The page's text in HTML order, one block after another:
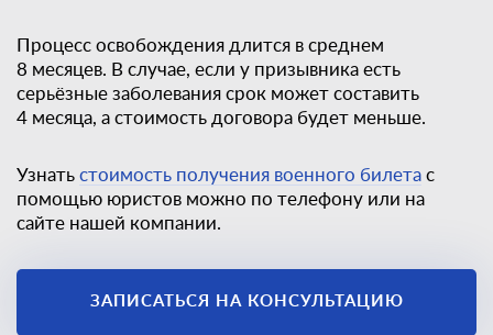
Процесс освобождения длится в среднем
8 месяцев. В случае, если у призывника есть
серьёзные заболевания срок может составить
4 месяца, а стоимость договора будет меньше.
Узнать стоимость получения военного билета с
помощью юристов можно по телефону или на
сайте нашей компании.
ЗАПИСАТЬСЯ НА КОНСУЛЬТАЦИЮ